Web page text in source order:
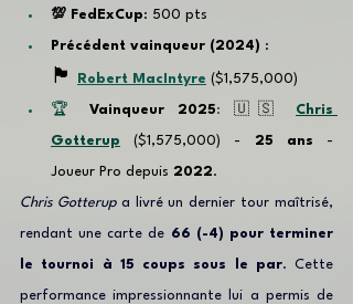
💯 FedExCup: 500 pts
Précédent vainqueur (2024) :
🏴󠁧󠁢󠁳󠁣󠁴󠁿 Robert MacIntyre ($1,575,000)
🏆 Vainqueur 2025: 🇺🇸 Chris
Gotterup ($1,575,000) - 25 ans -
Joueur Pro depuis 2022.
Chris Gotterup a livré un dernier tour maîtrisé,
rendant une carte de 66 (-4) pour terminer
le tournoi à 15 coups sous le par. Cette
performance impressionnante lui a permis de